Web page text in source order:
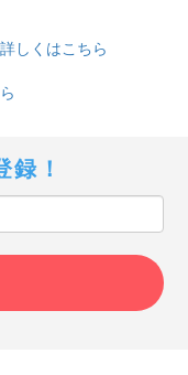
しくはこちら
録！